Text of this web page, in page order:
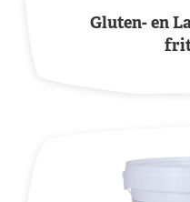
Gluten- en